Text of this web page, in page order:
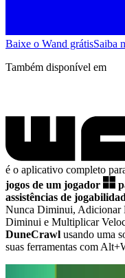
Baixe o Wand grátisSaiba
Também disponível em
é o aplicativo completo
jogos de um jogador
assistências de
Nunca Diminui, Adicionar
Diminui e Multiplicar
DuneCrawl usando uma
suas ferramentas com